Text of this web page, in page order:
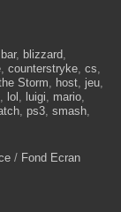
bar, blizzard,
, counterstryke, cs,
Storm, host, jeu,
, lol , luigi, mario,
, ps3, smash,
/ Fond Ecran